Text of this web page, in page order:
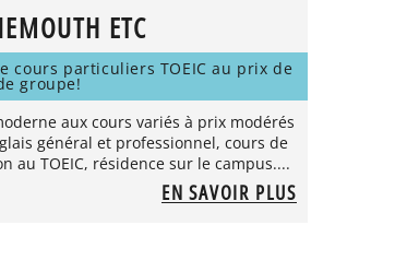
ETC
cours particuliers TOEIC au prix de
groupe!
aux cours variés à prix modérés
général et professionnel, cours de
au TOEIC, résidence sur le campus....
EN SAVOIR PLUS